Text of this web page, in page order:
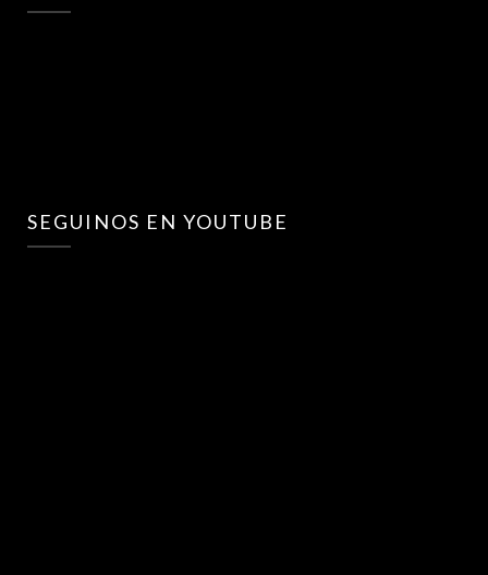
SEGUINOS EN YOUTUBE